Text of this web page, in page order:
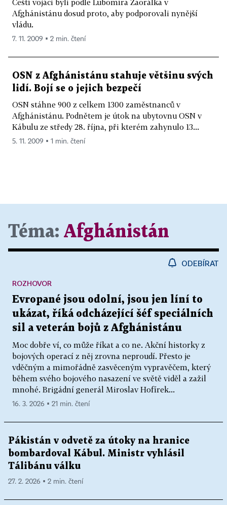
Čeští vojáci byli podle Lubomíra Zaorálka v
Afghánistánu dosud proto, aby podporovali nynější
vládu.
7. 11. 2009 ▪ 2 min. čtení
OSN z Afghánistánu stahuje většinu svých
lidí. Bojí se o jejich bezpečí
OSN stáhne 900 z celkem 1300 zaměstnanců v
Afghánistánu. Podnětem je útok na ubytovnu OSN v
Kábulu ze středy 28. října, při kterém zahynulo 13...
5. 11. 2009 ▪ 1 min. čtení
Téma: Afghánistán
ODEBÍRAT
Evropané jsou odolní, jsou jen líní to
ukázat, říká odcházející šéf speciálních
sil a veterán bojů z Afghánistánu
Moc dobře ví, co může říkat a co ne. Akční historky z
bojových operací z něj zrovna neproudí. Přesto je
vděčným a mimořádně zasvěceným vypravěčem, který
během svého bojového nasazení ve světě viděl a zažil
mnohé. Brigádní generál Miroslav Hofírek...
ROZHOVOR
16. 3. 2026 ▪ 21 min. čtení
Pákistán v odvetě za útoky na hranice
bombardoval Kábul. Ministr vyhlásil
Tálibánu válku
27. 2. 2026 ▪ 2 min. čtení